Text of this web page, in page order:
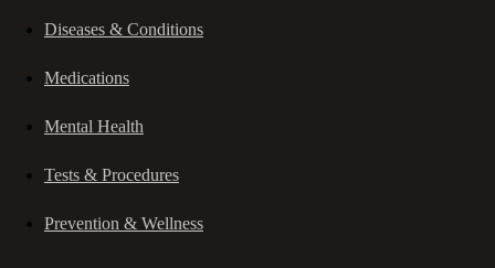
Diseases & Conditions
Medications
Mental Health
Tests & Procedures
Prevention & Wellness